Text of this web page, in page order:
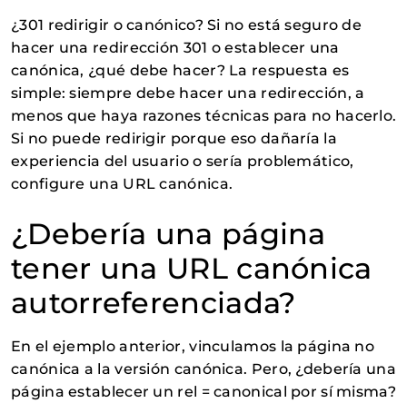
¿301 redirigir o canónico? Si no está seguro de
hacer una redirección 301 o establecer una
canónica, ¿qué debe hacer? La respuesta es
simple: siempre debe hacer una redirección, a
menos que haya razones técnicas para no hacerlo.
Si no puede redirigir porque eso dañaría la
experiencia del usuario o sería problemático,
configure una URL canónica.
¿Debería una página
tener una URL canónica
autorreferenciada?
En el ejemplo anterior, vinculamos la página no
canónica a la versión canónica. Pero, ¿debería una
página establecer un rel = canonical por sí misma?